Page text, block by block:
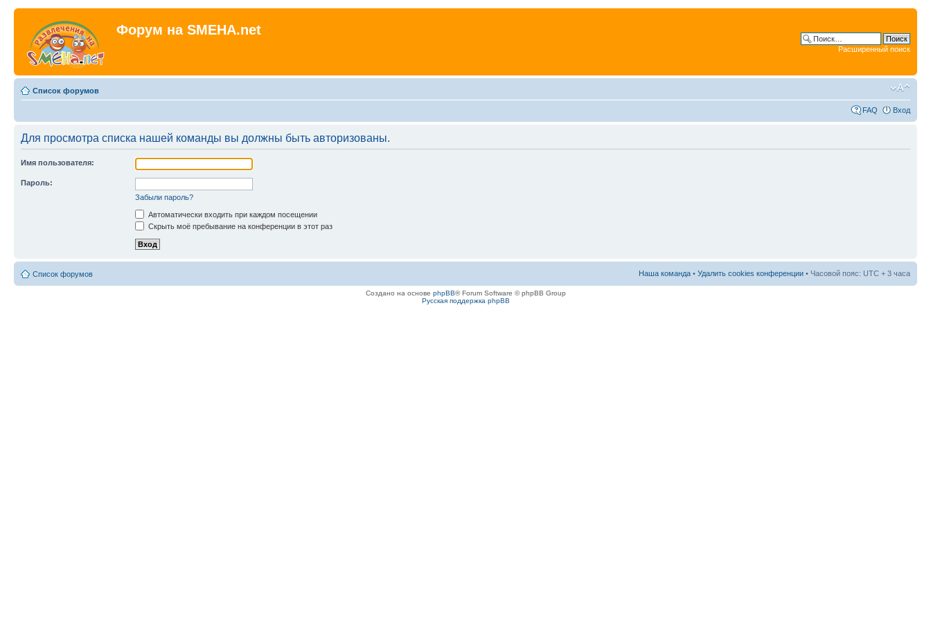
Форум на SMEHA.net
Расширенный поиск
Список форумов
FAQ Вход
Для просмотра списка нашей команды вы должны быть авторизованы.
Имя пользователя:
Пароль:
Забыли пароль?
Автоматически входить при каждом посещении
Скрыть моё пребывание на конференции в этот раз
Список форумов Наша команда • Удалить cookies конференции • Часовой пояс: UTC + 3 часа
Создано на основе phpBB® Forum Software © phpBB Group
Русская поддержка phpBB